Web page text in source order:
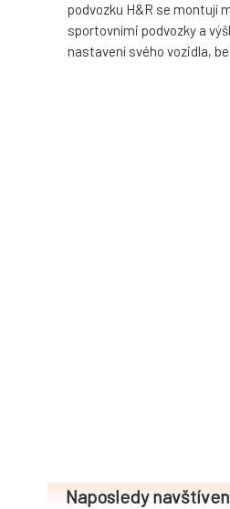
podvozku H&R se montují
sportovními podvozky a
nastavení svého vozidla,
Naposledy